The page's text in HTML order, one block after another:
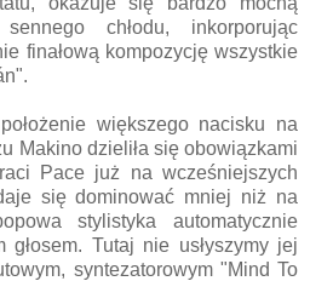
chłodu, inkorporując
finałową kompozycję wszystkie
większego nacisku na
Makino dzieliła się obowiązkami
Pace już na wcześniejszych
się dominować mniej niż na
stylistyka automatycznie
Tutaj nie usłyszymy jej
syntezatorowym "Mind To